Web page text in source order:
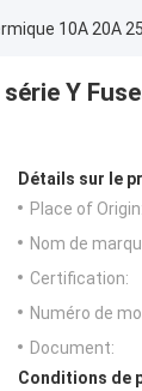
10A 20A
Y
Détails sur le
Place of Origin:
Nom de
Certification:
Numéro de
Document:
Conditions de